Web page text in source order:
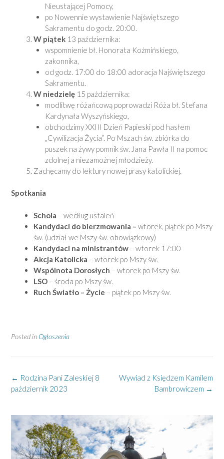
Nieustającej Pomocy,
po Nowennie wystawienie Najświętszego
Sakramentu do godz. 20:00.
W piątek 13 października:
wspomnienie bł. Honorata Koźmińskiego,
zakonnika,
od godz. 17:00 do 18:00 adoracja Najświętszego
Sakramentu.
W niedzielę 15 października:
modlitwę różańcową poprowadzi Róża bł. Stefana
Kardynała Wyszyńskiego,
obchodzimy XXIII Dzień Papieski pod hasłem
„Cywilizacja Życia”. Po Mszach św. zbiórka do
puszek na żywy pomnik św. Jana Pawła II na pomoc
zdolnej a niezamożnej młodzieży.
Zachęcamy do lektury nowej prasy katolickiej.
Spotkania
Schola – według ustaleń
Kandydaci do bierzmowania – wtorek, piątek po Mszy
św. (udział we Mszy św. obowiązkowy)
Kandydaci na ministrantów – wtorek 17:00
Akcja Katolicka – wtorek po Mszy św.
Wspólnota Dorosłych – wtorek po Mszy św.
LSO – środa po Mszy św.
Ruch Światło – Życie – piątek po Mszy św.
Posted in Ogłoszenia
Post
navigation
Wywiad z Księdzem Kamilem
Bambrowiczem →
← Rodzina Pani Zaleskiej 8
październik 2023